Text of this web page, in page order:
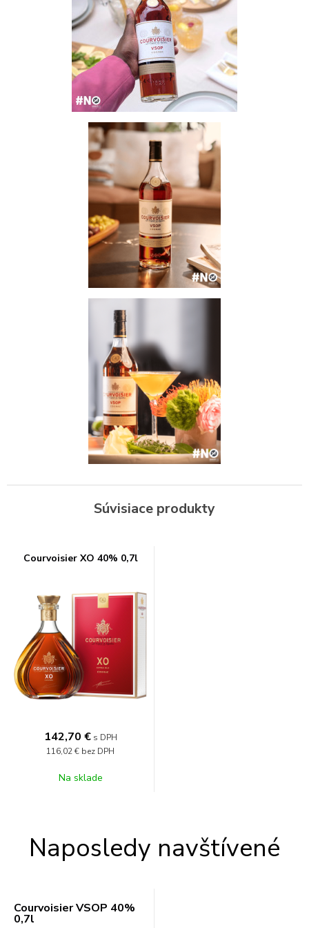
Súvisiace produkty
Courvoisier XO 40% 0,7l
142,70 € s DPH
116,02 € bez DPH
Na sklade
Naposledy navštívené
Courvoisier VSOP 40%
0,7l